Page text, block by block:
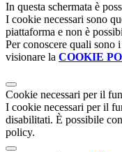
In questa schermata è
I cookie necessari sono
piattaforma e non è
Per conoscere quali sono
visionare la COOKIE
Cookie necessari per il
I cookie necessari per il
disabilitati. È possibile
policy.